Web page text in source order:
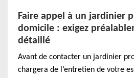
Faire appel à un jardinier
domicile : exigez
détaillé
Avant de contacter un jardinier
chargera de l’entretien de votre